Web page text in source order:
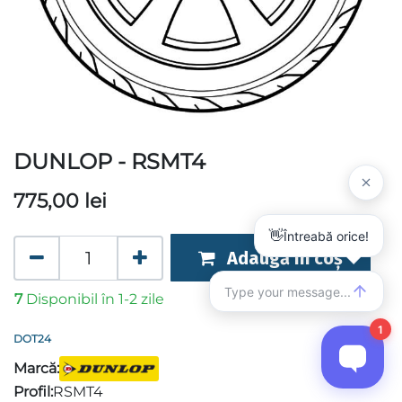
DUNLOP - RSMT4
775,00 lei
Adaugă în coș
7 Disponibil în 1-2 zile
Marcă:
Profil:RSMT4
DOT24